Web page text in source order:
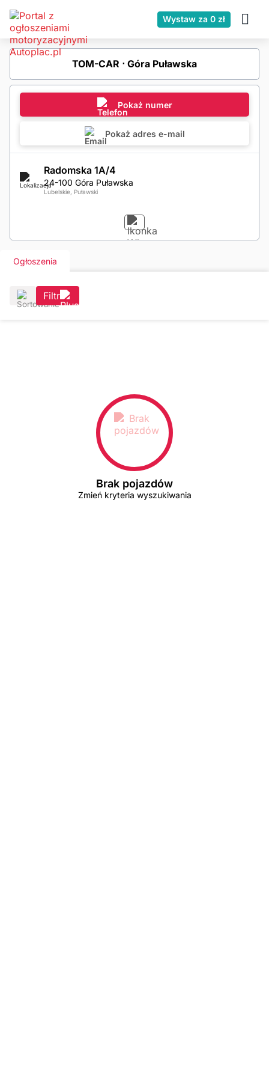
Wystaw za 0 zł
TOM-CAR ⋅ Góra Puławska
Pokaż numer
Pokaż adres e-mail
Radomska 1A/4
24-100 Góra Puławska
Lubelskie, Puławski
Ogłoszenia
Filtr
Brak pojazdów
Zmień kryteria wyszukiwania